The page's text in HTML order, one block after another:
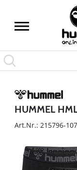
HUMMEL
Art.Nr.: 215796-